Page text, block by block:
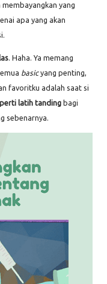
yang
apa yang akan
. Haha. Ya memang
basicyang penting,
favoritku adalah saat si
latih tanding bagi
sebenarnya.